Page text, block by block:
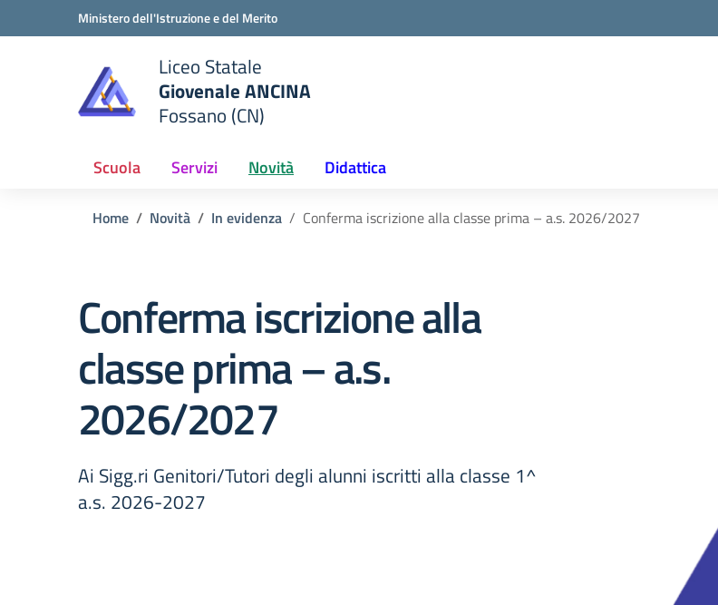
Vai ai contenuti
Vai al menu di navigazioneMinistero dell'Istruzione e del Merito
scuola
Liceo Statale
Giovenale ANCINA
Fossano (CN)
Scuola Servizi Novità Didattica
Home Novità In evidenza Conferma iscrizione alla classe prima – a.s. 2026/2027
Conferma iscrizione alla
classe prima – a.s.
2026/2027
Ai Sigg.ri Genitori/Tutori degli alunni iscritti alla classe 1^
a.s. 2026-2027